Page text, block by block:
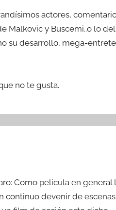
actores,
Malkovic y Buscemi..o lo
su desarrollo, mega-
no te gusta.
Como película en general
continuo devenir de escenas